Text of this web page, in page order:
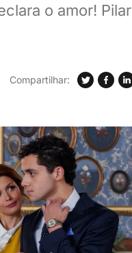
o amor! Pilar
Compartilhar: